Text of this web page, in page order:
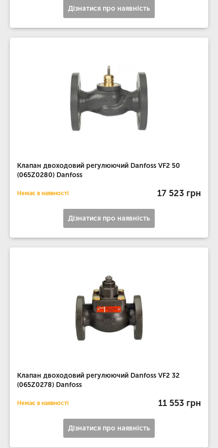
Дізнатися про наявність
Клапан двоходовий регулюючий Danfoss VF2 50
(065Z0280) Danfoss
Немає в наявності 17 523 грн
Дізнатися про наявність
Клапан двоходовий регулюючий Danfoss VF2 32
(065Z0278) Danfoss
Немає в наявності 11 553 грн
Дізнатися про наявність